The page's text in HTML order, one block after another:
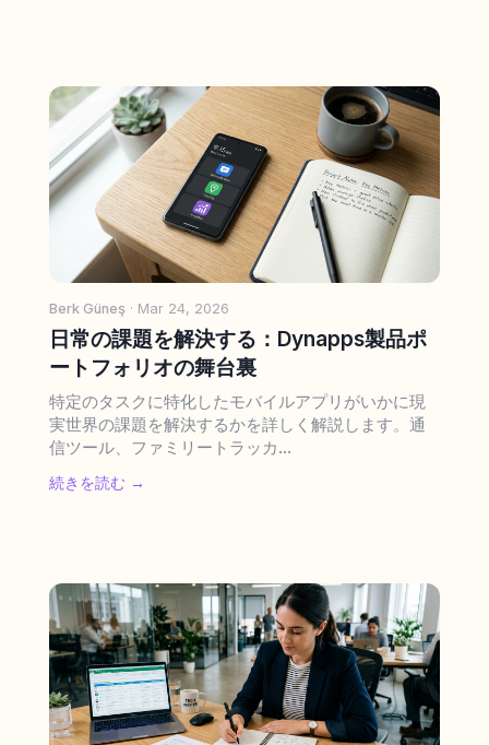
Berk Güneş · Mar 24, 2026
日常の課題を解決する：Dynapps製品ポ
ートフォリオの舞台裏
特定のタスクに特化したモバイルアプリがいかに現
実世界の課題を解決するかを詳しく解説します。通
信ツール、ファミリートラッカ...
続きを読む →